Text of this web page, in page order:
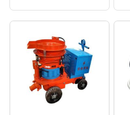
là:
30,500,000₫.
tại
là: